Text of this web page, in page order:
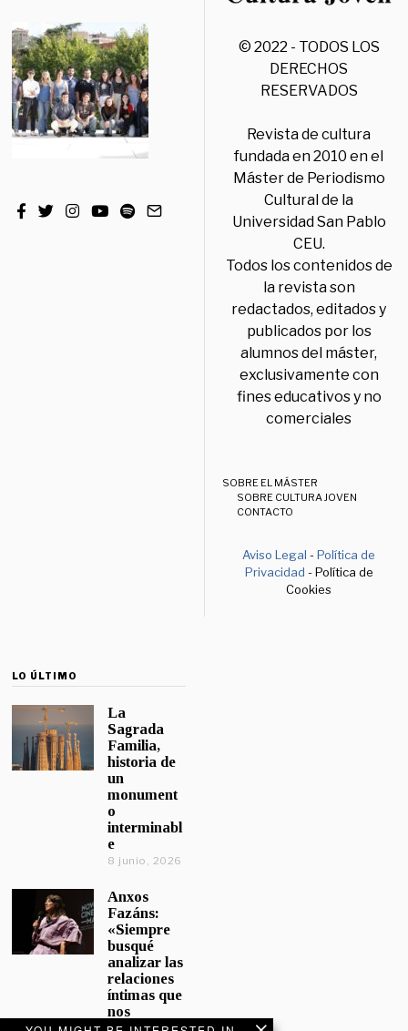
© 2022 - TODOS LOS
DERECHOS
RESERVADOS
Revista de cultura
fundada en 2010 en el
Máster de Periodismo
Cultural de la
Universidad San Pablo
CEU.
Todos los contenidos de
la revista son
redactados, editados y
publicados por los
alumnos del máster,
exclusivamente con
fines educativos y no
comerciales
SOBRE EL MÁSTER
SOBRE CULTURA JOVEN
CONTACTO
Aviso Legal -Política de
Privacidad - Política de
Cookies
LO ÚLTIMO
La
Sagrada
Familia,
historia de
un
monument
o
interminabl
e
8 junio, 2026
Anxos
Fazáns:
«Siempre
busqué
analizar las
relaciones
íntimas que
nos